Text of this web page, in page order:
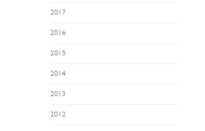
2017
2016
2015
2014
2013
2012